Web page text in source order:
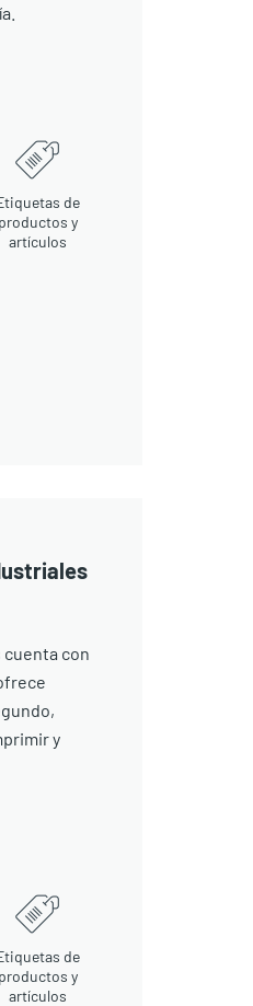
de
productos y
artículos
cuenta con
y
de
productos y
artículos